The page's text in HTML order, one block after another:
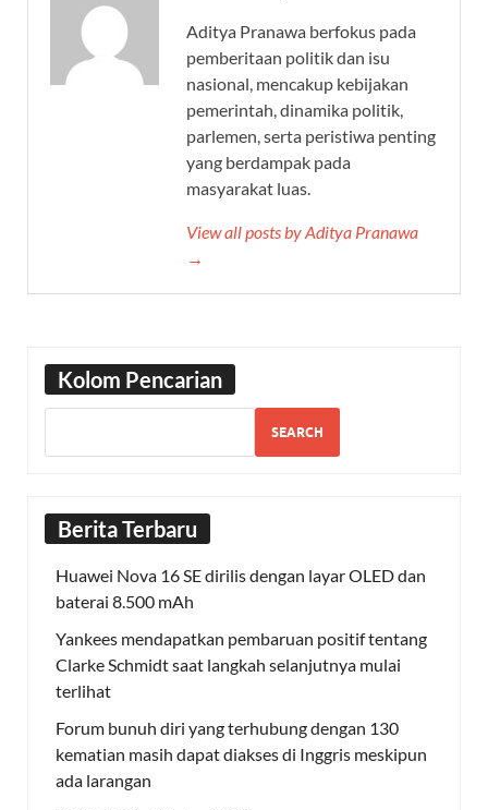
Aditya Pranawa berfokus pada
pemberitaan politik dan isu
nasional, mencakup kebijakan
pemerintah, dinamika politik,
parlemen, serta peristiwa penting
yang berdampak pada
masyarakat luas.
View all posts by Aditya Pranawa
→
Kolom Pencarian
SEARCH
Berita Terbaru
Huawei Nova 16 SE dirilis dengan layar OLED dan
baterai 8.500 mAh
Yankees mendapatkan pembaruan positif tentang
Clarke Schmidt saat langkah selanjutnya mulai
terlihat
Forum bunuh diri yang terhubung dengan 130
kematian masih dapat diakses di Inggris meskipun
ada larangan